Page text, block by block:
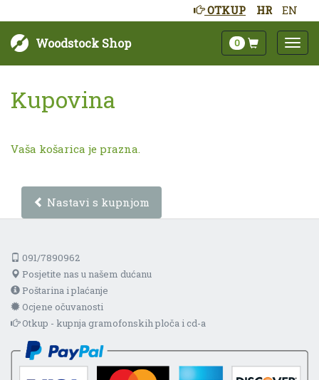
HR EN
OTKUP
Woodstock Shop 0
Kupovina
Vaša košarica je prazna.
Nastavi s kupnjom
091/7890962
Posjetite nas u našem dućanu
Poštarina i plaćanje
Ocjene očuvanosti
Otkup - kupnja gramofonskih ploča i cd-a